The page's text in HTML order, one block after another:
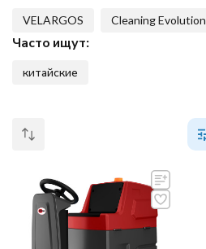
VELARGOS Cleaning Evolution
Часто ищут:
китайские